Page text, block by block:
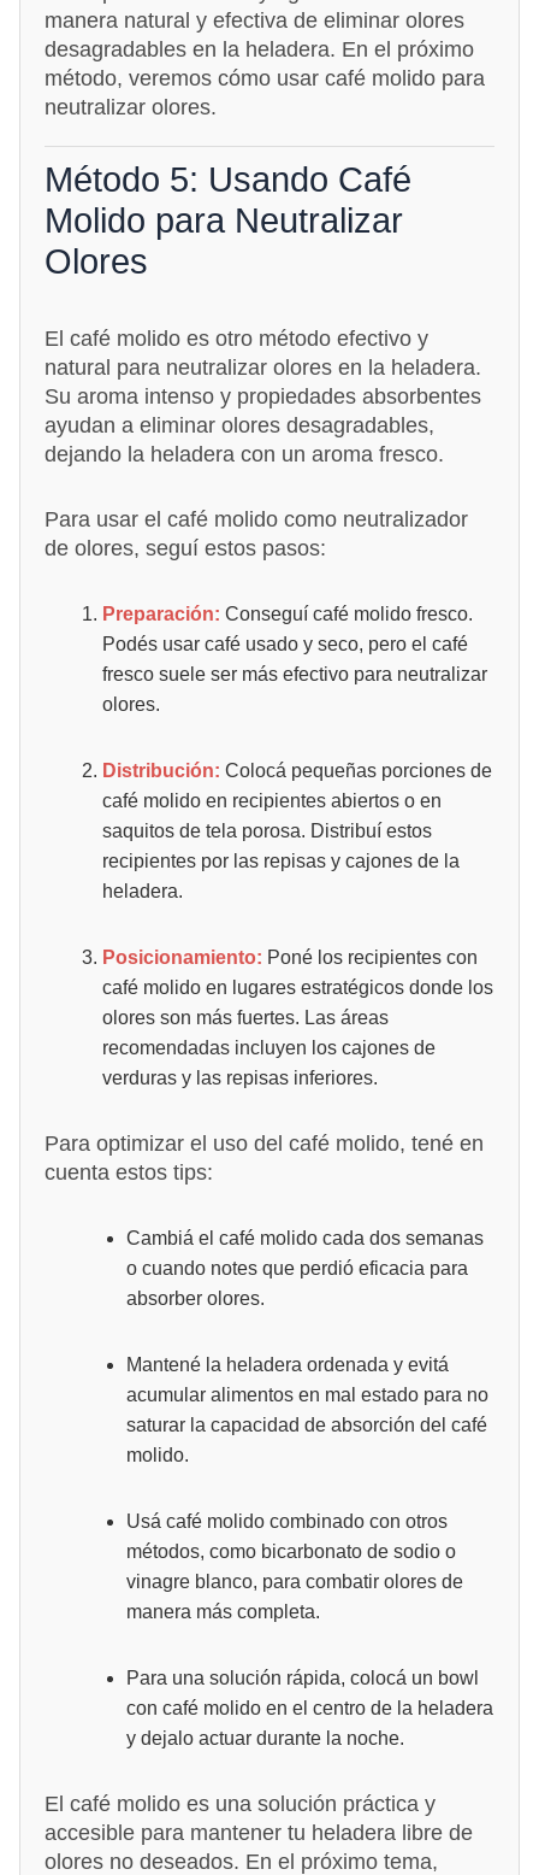
manera natural y efectiva de eliminar olores
desagradables en la heladera. En el próximo
método, veremos cómo usar café molido para
neutralizar olores.
Método 5: Usando Café
Molido para Neutralizar
Olores
El café molido es otro método efectivo y
natural para neutralizar olores en la heladera.
Su aroma intenso y propiedades absorbentes
ayudan a eliminar olores desagradables,
dejando la heladera con un aroma fresco.
Para usar el café molido como neutralizador
de olores, seguí estos pasos:
Preparación: Conseguí café molido fresco.
Podés usar café usado y seco, pero el café
fresco suele ser más efectivo para neutralizar
olores.
Distribución: Colocá pequeñas porciones de
café molido en recipientes abiertos o en
saquitos de tela porosa. Distribuí estos
recipientes por las repisas y cajones de la
heladera.
Posicionamiento: Poné los recipientes con
café molido en lugares estratégicos donde los
olores son más fuertes. Las áreas
recomendadas incluyen los cajones de
verduras y las repisas inferiores.
Para optimizar el uso del café molido, tené en
cuenta estos tips:
Cambiá el café molido cada dos semanas
o cuando notes que perdió eficacia para
absorber olores.
Mantené la heladera ordenada y evitá
acumular alimentos en mal estado para no
saturar la capacidad de absorción del café
molido.
Usá café molido combinado con otros
métodos, como bicarbonato de sodio o
vinagre blanco, para combatir olores de
manera más completa.
Para una solución rápida, colocá un bowl
con café molido en el centro de la heladera
y dejalo actuar durante la noche.
El café molido es una solución práctica y
accesible para mantener tu heladera libre de
olores no deseados. En el próximo tema,